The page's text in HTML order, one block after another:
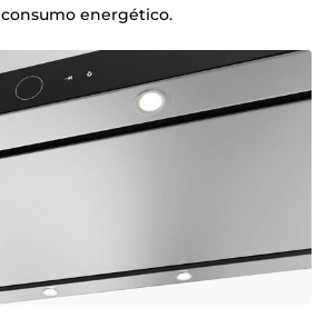
consumo energético.